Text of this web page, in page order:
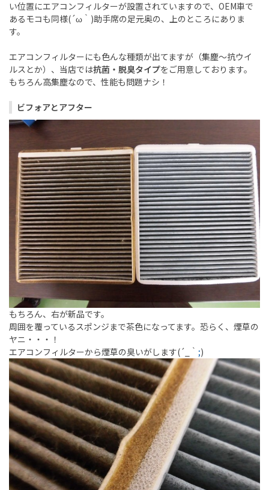
い位置にエアコンフィルターが設置されていますので、OEM車で
あるモコも同様(´ω｀)助手席の足元奥の、上のところにありま
す。
エアコンフィルターにも色んな種類が出てますが（集塵～抗ウイ
ルスとか）、当店では抗菌・脱臭タイプをご用意しております。
もちろん高集塵なので、性能も問題ナシ！
ビフォアとアフター
もちろん、右が新品です。
周囲を覆っているスポンジまで茶色になってます。恐らく、煙草の
ヤニ・・・！
エアコンフィルターから煙草の臭いがします(´_｀ ;)